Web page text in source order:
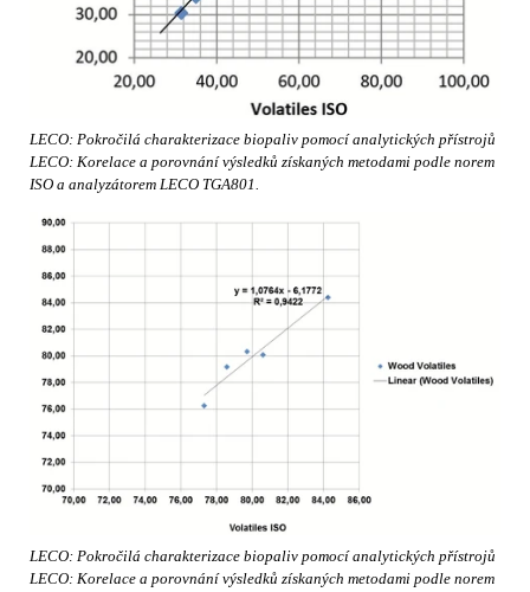
LECO: Pokročilá charakterizace biopaliv pomocí analytických přístrojů
LECO: Korelace a porovnání výsledků získaných metodami podle norem
ISO a analyzátorem LECO TGA801.
LECO: Pokročilá charakterizace biopaliv pomocí analytických přístrojů
LECO: Korelace a porovnání výsledků získaných metodami podle norem